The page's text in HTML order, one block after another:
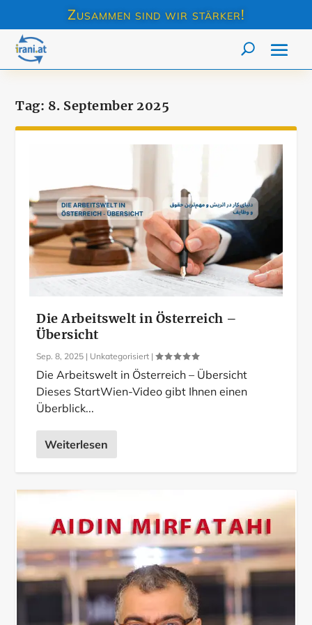
Zusammen sind wir stärker!
Tag: 8. September 2025
Die Arbeitswelt in Österreich –
Übersicht
Sep. 8, 2025 | Unkategorisiert |
Die Arbeitswelt in Österreich – Übersicht
Dieses StartWien-Video gibt Ihnen einen
Überblick...
Weiterlesen